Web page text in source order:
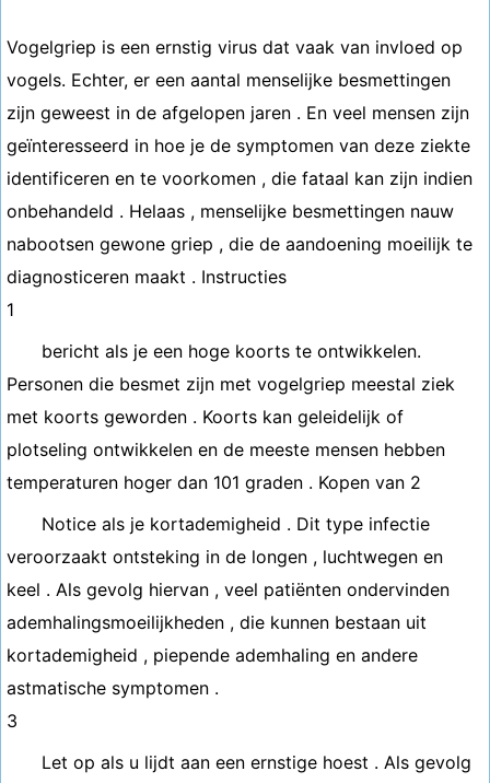
Vogelgriep is een ernstig virus dat vaak van invloed op
vogels. Echter, er een aantal menselijke besmettingen
zijn geweest in de afgelopen jaren . En veel mensen zijn
geïnteresseerd in hoe je de symptomen van deze ziekte
identificeren en te voorkomen , die fataal kan zijn indien
onbehandeld . Helaas , menselijke besmettingen nauw
nabootsen gewone griep , die de aandoening moeilijk te
diagnosticeren maakt . Instructies
1
bericht als je een hoge koorts te ontwikkelen.
Personen die besmet zijn met vogelgriep meestal ziek
met koorts geworden . Koorts kan geleidelijk of
plotseling ontwikkelen en de meeste mensen hebben
temperaturen hoger dan 101 graden . Kopen van 2
Notice als je kortademigheid . Dit type infectie
veroorzaakt ontsteking in de longen , luchtwegen en
keel . Als gevolg hiervan , veel patiënten ondervinden
ademhalingsmoeilijkheden , die kunnen bestaan ​​uit
kortademigheid , piepende ademhaling en andere
astmatische symptomen .
3
Let op als u lijdt aan een ernstige hoest . Als gevolg